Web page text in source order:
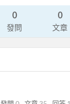
0
發問
0
文章